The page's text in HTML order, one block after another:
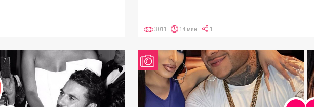
3011 14 мин 1